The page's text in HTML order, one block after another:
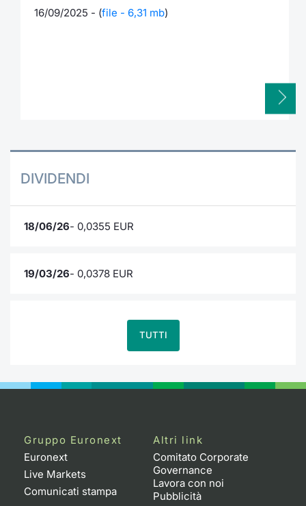
16/09/2025 - (file - 6,31 mb)
DIVIDENDI
18/06/26- 0,0355 EUR
19/03/26- 0,0378 EUR
TUTTI
Gruppo Euronext
Euronext
Live Markets
Comunicati stampa
Altri link
Comitato Corporate
Governance
Lavora con noi
Pubblicità